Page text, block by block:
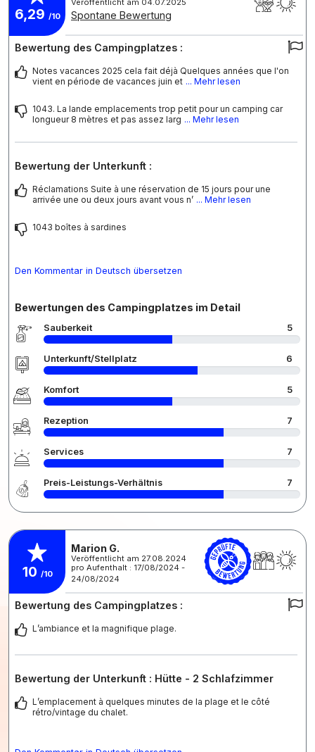
6,29 /10
Veröffentlicht am 04.07.2025
Spontane Bewertung
Bewertung des Campingplatzes :
Notes vacances 2025 cela fait déjà Quelques années que l'on
vient en période de vacances juin et ... Mehr lesen
1043. La lande emplacements trop petit pour un camping car
longueur 8 mètres et pas assez larg ... Mehr lesen
Bewertung der Unterkunft :
Réclamations Suite à une réservation de 15 jours pour une
arrivée une ou deux jours avant vous n’ ... Mehr lesen
1043 boîtes à sardines
Den Kommentar in Deutsch übersetzen
Bewertungen des Campingplatzes im Detail
Sauberkeit 5
Unterkunft/Stellplatz 6
Komfort 5
Rezeption 7
Services 7
Preis-Leistungs-Verhältnis 7
10 /10
Marion G.
Veröffentlicht am 27.08.2024
pro Aufenthalt : 17/08/2024 -
24/08/2024
Bewertung des Campingplatzes :
L’ambiance et la magnifique plage.
Bewertung der Unterkunft : Hütte - 2 Schlafzimmer
L’emplacement à quelques minutes de la plage et le côté
rétro/vintage du chalet.